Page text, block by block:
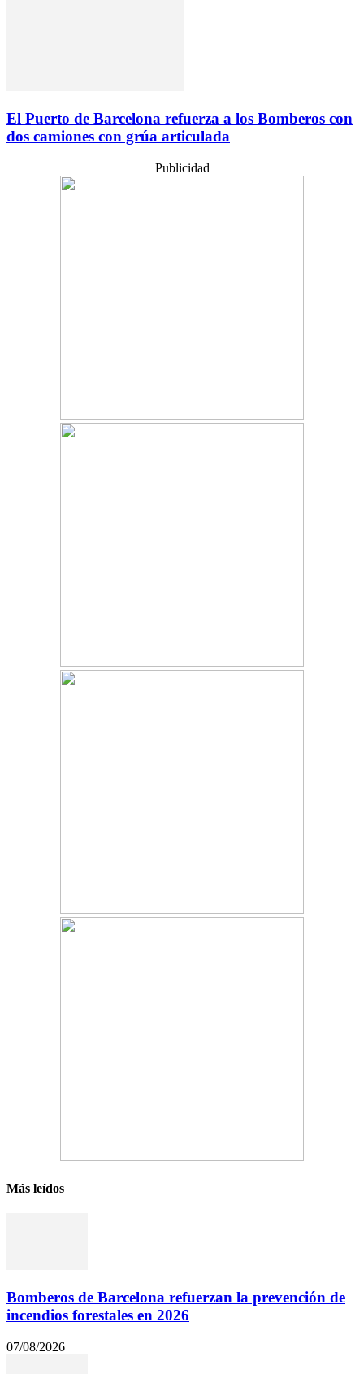
El Puerto de Barcelona refuerza a los Bomberos con
dos camiones ​​con grúa articulada
Publicidad
Más leídos
Bomberos de Barcelona refuerzan la prevención de
incendios forestales en 2026
07/08/2026